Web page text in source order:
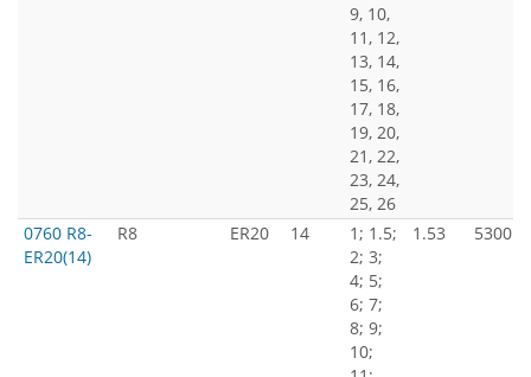
9, 10,
11, 12,
13, 14,
15, 16,
17, 18,
19, 20,
21, 22,
23, 24,
25, 26
0760 R8-
ER20(14)
R8 ER20 14
1; 1.5;
2; 3;
4; 5;
6; 7;
8; 9;
10;
1.53 5300